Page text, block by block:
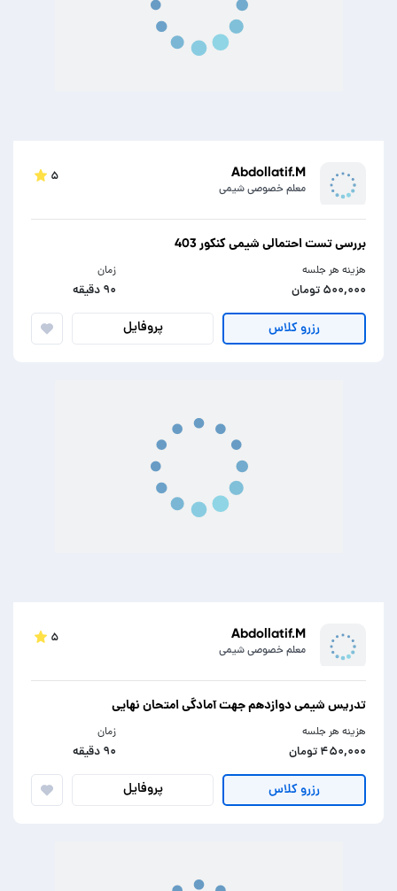
Abdollatif.M
معلم خصوصی شیمی
۵
بررسی تست احتمالی شیمی کنکور 403
هزینه هر جلسه
۵۰۰,۰۰۰ تومان
زمان
۹۰ دقیقه
رزرو کلاس پروفایل
Abdollatif.M
معلم خصوصی شیمی
۵
تدریس شیمی دوازدهم جهت آمادگی امتحان نهایی
هزینه هر جلسه
۴۵۰,۰۰۰ تومان
زمان
۹۰ دقیقه
رزرو کلاس پروفایل